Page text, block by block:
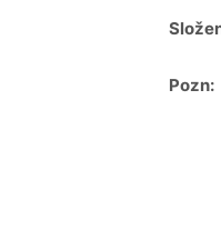
Pozn: